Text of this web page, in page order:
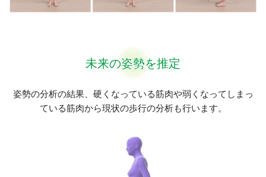
未来の姿勢を推定
姿勢の分析の結果、硬くなっている筋肉や弱くなってしまっ
ている筋肉から現状の歩行の分析も行います。